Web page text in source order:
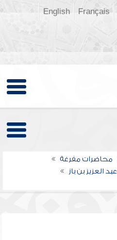
Français
English
محاضرات مفرغة
عبد العزيز بن باز